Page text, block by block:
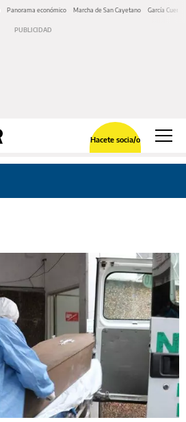
Panorama económico Marcha de San Cayetano García Cuerva
Hacete socia/o